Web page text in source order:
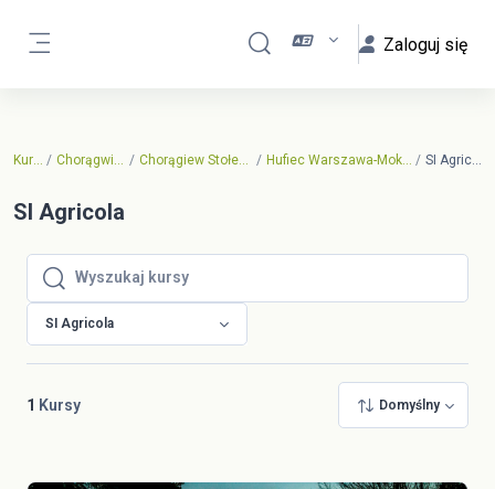
Przełącznik wyszukiwarki
Zaloguj się
Kursy Chorągwiane Chorągiew Stołeczna Hufiec Warszawa-Mokotów SI Agricola
SI Agricola
Wyszukaj kursy
Wyszukaj kursy
SI Agricola
1 Kursy Domyślny